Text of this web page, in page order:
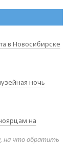
в Новосибирске
ночь
на
на что обратить